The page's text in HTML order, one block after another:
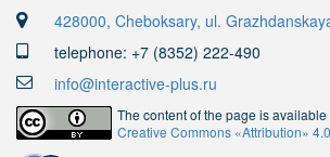
428000, Cheboksary, ul.
telephone: +7 (8352) 222-490
info@interactive-plus.ru
The content of the page is
Creative Commons «Attribution»